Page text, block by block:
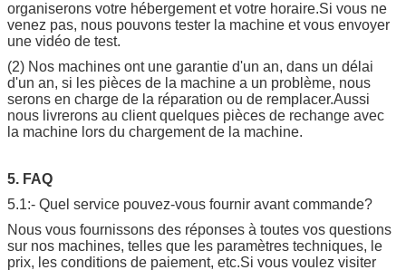
organiserons votre hébergement et votre horaire.Si vous ne
venez pas, nous pouvons tester la machine et vous envoyer
une vidéo de test.
(2) Nos machines ont une garantie d'un an, dans un délai
d'un an, si les pièces de la machine a un problème, nous
serons en charge de la réparation ou de remplacer.Aussi
nous livrerons au client quelques pièces de rechange avec
la machine lors du chargement de la machine.
5. FAQ
5.1:- Quel service pouvez-vous fournir avant commande?
Nous vous fournissons des réponses à toutes vos questions
sur nos machines, telles que les paramètres techniques, le
prix, les conditions de paiement, etc.Si vous voulez visiter